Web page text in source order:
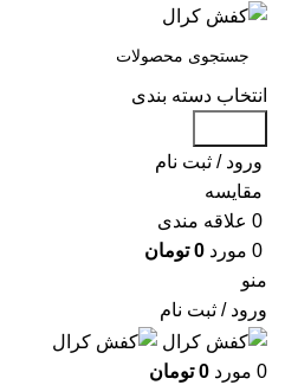
انتخاب دسته بندی
ورود / ثبت نام
مقايسه
0 علاقه مندی
0 مورد 0 تومان
منو
ورود / ثبت نام
0 مورد 0 تومان